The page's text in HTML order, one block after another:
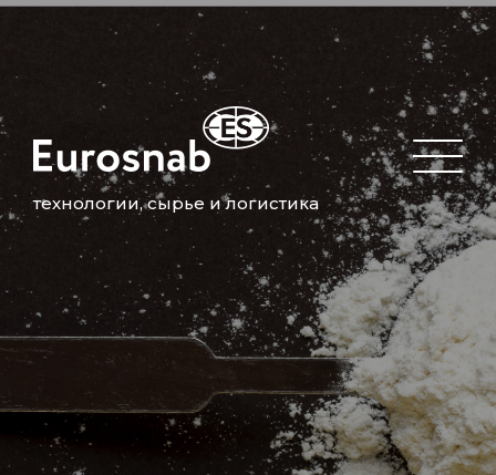
технологии, сырье и логистика